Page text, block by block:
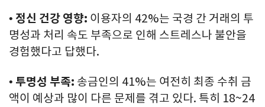
• 정신 건강 영향: 이용자의 42%는 국경 간 거래의 투
명성과 처리 속도 부족으로 인해 스트레스나 불안을
경험했다고 답했다.
• 투명성 부족: 송금인의 41%는 여전히 최종 수취 금
액이 예상과 많이 다른 문제를 겪고 있다. 특히 18~24